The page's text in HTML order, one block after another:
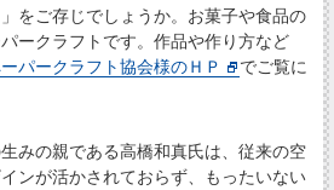
をご存じでしょうか。お菓子や食品の
ークラフトです。作品や作り方など
パークラフト協会様のＨＰ
でご覧に
みの親である高橋和真氏は、従来の空
ンが活かされておらず、もったいない